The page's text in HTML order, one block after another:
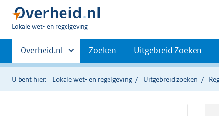
U
hier:
Lokale wet- en regelgeving
Primaire
navigatie
Andere
sites
binnen
Overheid.nl Zoeken Uitgebreid Zoeken
U bent hier: Lokale wet- en regelgeving Uitgebreid zoeken